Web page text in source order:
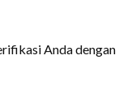
Anda dengan